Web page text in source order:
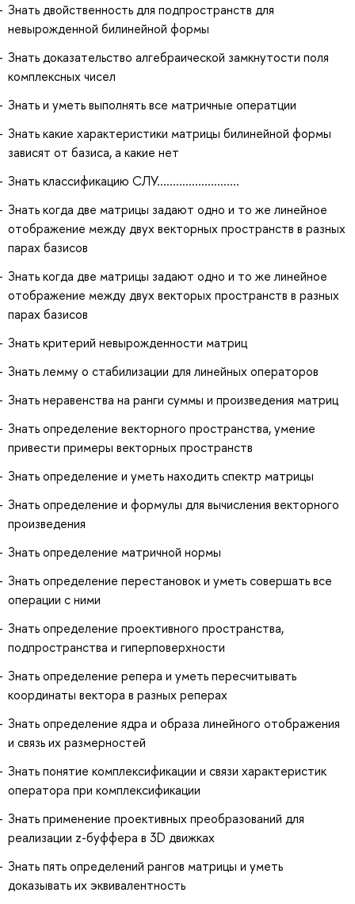
Знать двойственность для подпространств для
невырожденной билинейной формы
Знать доказательство алгебраической замкнутости поля
комплексных чисел
Знать и уметь выполнять все матричные оператции
Знать какие характеристики матрицы билинейной формы
зависят от базиса, а какие нет
Знать классификацию СЛУ..........................
Знать когда две матрицы задают одно и то же линейное
отображение между двух векторных пространств в разных
парах базисов
Знать когда две матрицы задают одно и то же линейное
отображение между двух векторых пространств в разных
парах базисов
Знать критерий невырожденности матриц
Знать лемму о стабилизации для линейных операторов
Знать неравенства на ранги суммы и произведения матриц
Знать определение векторного пространства, умение
привести примеры векторных пространств
Знать определение и уметь находить спектр матрицы
Знать определение и формулы для вычисления векторного
произведения
Знать определение матричной нормы
Знать определение перестановок и уметь совершать все
операции с ними
Знать определение проективного пространства,
подпространства и гиперповерхности
Знать определение репера и уметь пересчитывать
координаты вектора в разных реперах
Знать определение ядра и образа линейного отображения
и связь их размерностей
Знать понятие комплексификации и связи характеристик
оператора при комплексификации
Знать применение проективных преобразований для
реализации z-буффера в 3D движках
Знать пять определений рангов матрицы и уметь
доказывать их эквивалентность